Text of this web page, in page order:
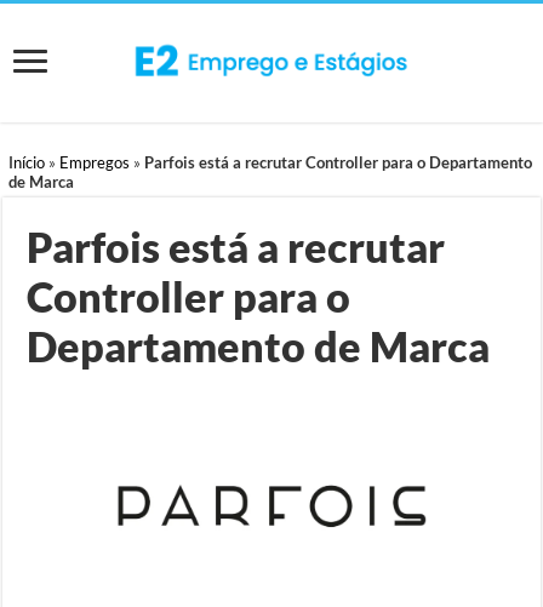
Início » Empregos » Parfois está a recrutar Controller para o Departamento
de Marca
Parfois está a recrutar
Controller para o
Departamento de Marca